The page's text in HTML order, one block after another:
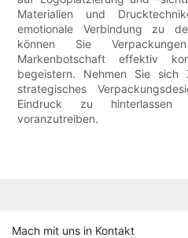
Materialien und
emotionale Verbindung zu
können Sie
Markenbotschaft effektiv
begeistern. Nehmen Sie
strategisches
Eindruck zu
voranzutreiben.
Mach mit uns in Kontakt